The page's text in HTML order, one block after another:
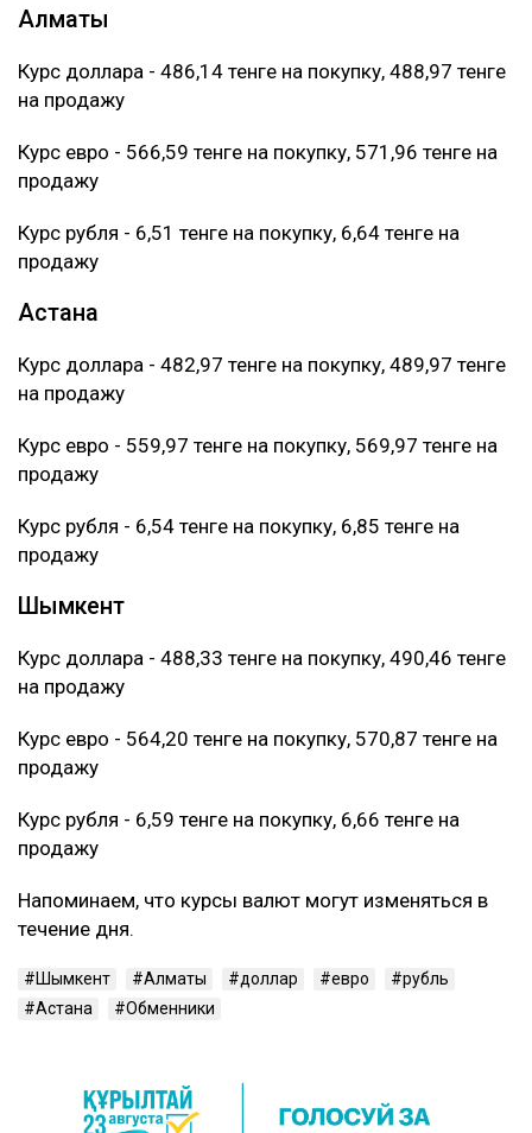
Алматы
Курс доллара - 486,14 тенге на покупку, 488,97 тенге
на продажу
Курс евро - 566,59 тенге на покупку, 571,96 тенге на
продажу
Курс рубля - 6,51 тенге на покупку, 6,64 тенге на
продажу
Астана
Курс доллара - 482,97 тенге на покупку, 489,97 тенге
на продажу
Курс евро - 559,97 тенге на покупку, 569,97 тенге на
продажу
Курс рубля - 6,54 тенге на покупку, 6,85 тенге на
продажу
Шымкент
Курс доллара - 488,33 тенге на покупку, 490,46 тенге
на продажу
Курс евро - 564,20 тенге на покупку, 570,87 тенге на
продажу
Курс рубля - 6,59 тенге на покупку, 6,66 тенге на
продажу
Напоминаем, что курсы валют могут изменяться в
течение дня.
Шымкент Алматы доллар евро
рубль
Астана
Обменники